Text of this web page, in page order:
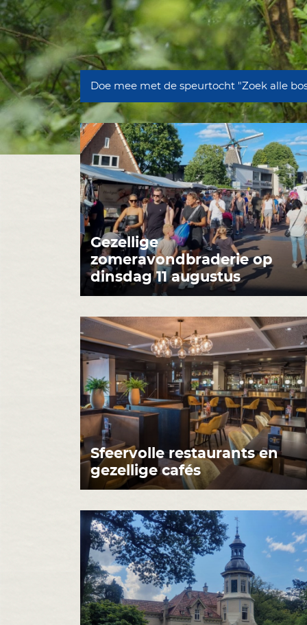
Doe mee met de speurtocht "Zoek alle
Gezellige
zomeravondbraderie op
dinsdag 11 augustus
Sfeervolle restaurants en
gezellige cafés